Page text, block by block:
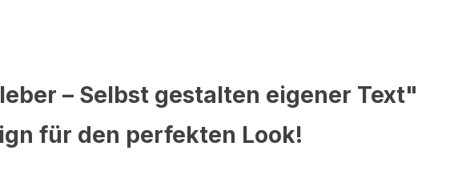
– Selbst gestalten eigener Text"
für den perfekten Look!